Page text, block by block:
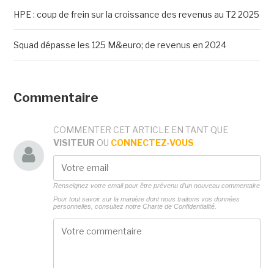
HPE : coup de frein sur la croissance des revenus au T2 2025
Squad dépasse les 125 M&euro; de revenus en 2024
Commentaire
COMMENTER CET ARTICLE EN TANT QUE
VISITEUR OU CONNECTEZ-VOUS
Renseignez votre email pour être prévenu d'un nouveau commentaire
Pour tout savoir sur la manière dont nous traitons vos données
personnelles, consultez notre Charte de Confidentialité.